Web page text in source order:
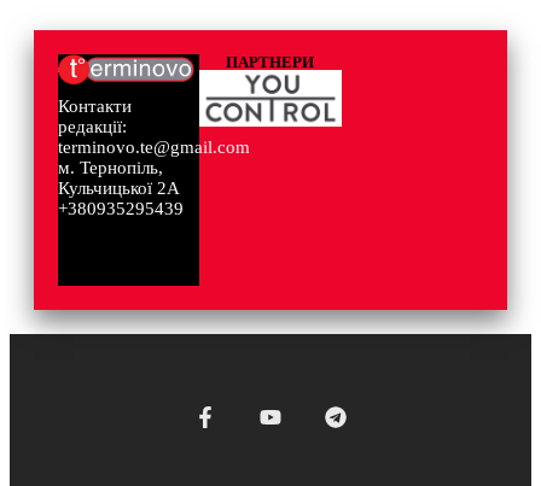
Контакти
редакції:
terminovo.te@gmail.com
м. Тернопіль,
Кульчицької 2А
+380935295439
ПАРТНЕРИ